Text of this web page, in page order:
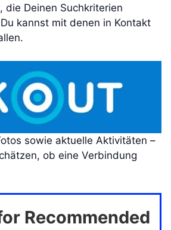
die Deinen Suchkriterien
kannst mit denen in Kontakt
sowie aktuelle Aktivitäten –
ob eine Verbindung
Recommended